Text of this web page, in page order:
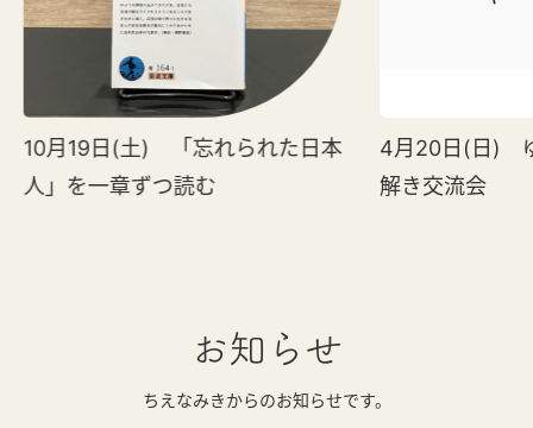
10月19日(土) 「忘れられた日本
人」を一章ずつ読む
4月20日(日)
解き交流会
お知らせ
ちえなみきからのお知らせです。